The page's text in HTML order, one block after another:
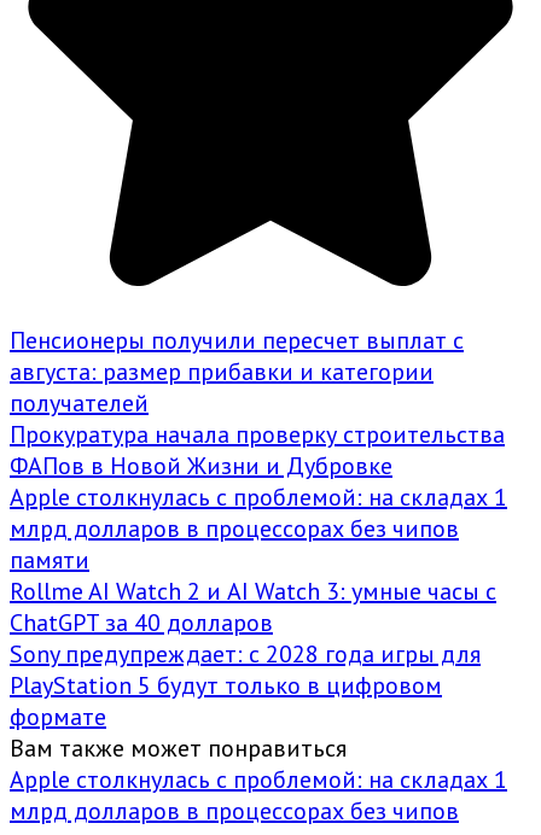
Пенсионеры получили пересчет выплат с
августа: размер прибавки и категории
получателей
Прокуратура начала проверку строительства
ФАПов в Новой Жизни и Дубровке
Apple столкнулась с проблемой: на складах 1
млрд долларов в процессорах без чипов
памяти
Rollme AI Watch 2 и AI Watch 3: умные часы с
ChatGPT за 40 долларов
Sony предупреждает: с 2028 года игры для
PlayStation 5 будут только в цифровом
формате
Вам также может понравиться
Apple столкнулась с проблемой: на складах 1
млрд долларов в процессорах без чипов